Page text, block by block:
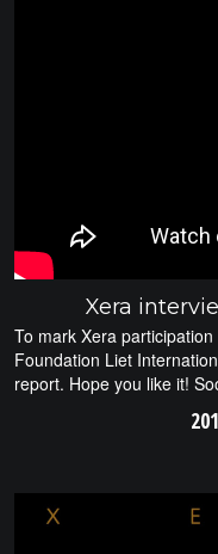
Xera
To mark Xera
Foundation Liet
report. Hope you like it!